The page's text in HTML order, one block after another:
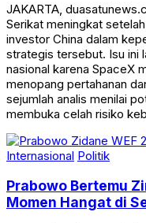
JAKARTA,
Serikat meningkat
investor China dalam
strategis tersebut. Isu ini
nasional karena SpaceX
menopang pertahanan
sejumlah analis menilai
membuka celah risiko
Internasional Politik
Prabowo Bertemu
Momen Hangat di